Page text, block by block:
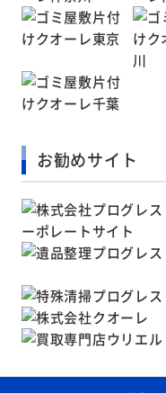
お勧めサイト